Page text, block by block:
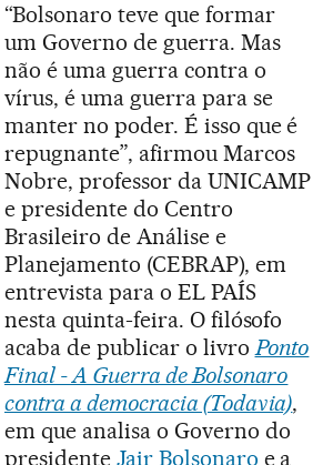
“Bolsonaro teve que formar
um Governo de guerra. Mas
não é uma guerra contra o
vírus, é uma guerra para se
manter no poder. É isso que é
repugnante”, afirmou Marcos
Nobre, professor da UNICAMP
e presidente do Centro
Brasileiro de Análise e
Planejamento (CEBRAP), em
entrevista para o EL PAÍS
nesta quinta-feira. O filósofo
acaba de publicar o livroPonto
Final - A Guerra de Bolsonaro
contra a democracia (Todavia),
em que analisa o Governo do
presidente Jair Bolsonaro e a